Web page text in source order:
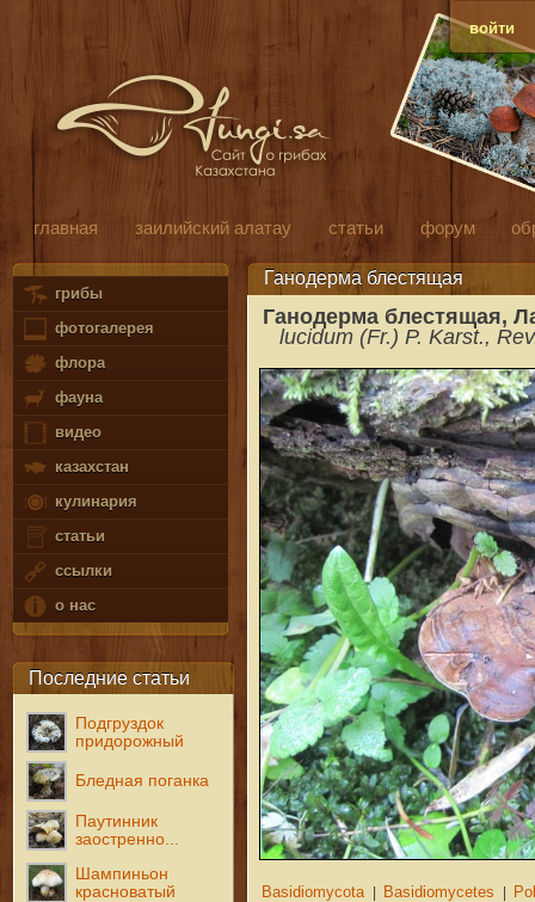
войти
главная заилийский алатау статьи форум
грибы
фотогалерея
флора
фауна
видео
казахстан
кулинария
статьи
ссылки
о нас
Последние статьи
Подгруздок
придорожный
Бледная поганка
Паутинник
заостренно...
Шампиньон
красноватый
Ганодерма блестящая
Ганодерма блестящая,
lucidum (Fr.) P. Karst.,